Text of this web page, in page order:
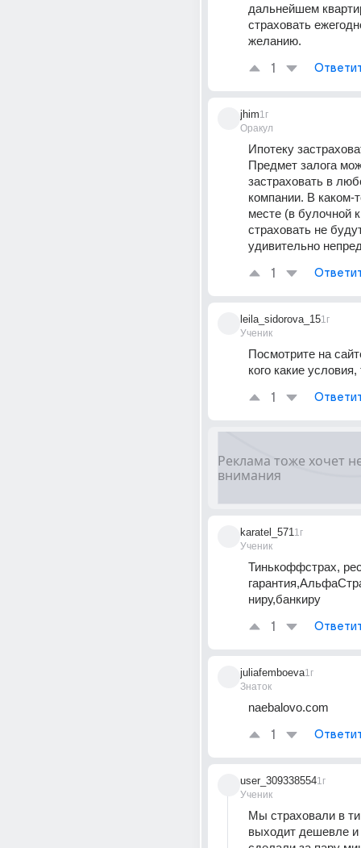
дальнейшем
страховать
желанию.
1
jhim
Оракул
1г
Ипотеку
Предмет залога
застраховать в
компании. В каком-
месте (в булочной
страховать не
удивительно
1
leila_sidorova_15
Ученик
1г
Посмотрите на
кого какие
1
karatel_571
Ученик
1г
Тинькоффстрах,
ниру,банкиру
1
juliafemboeva
Знаток
1г
naebalovo.com
1
user_309338554
Ученик
1г
Мы страховали в
выходит дешевле и